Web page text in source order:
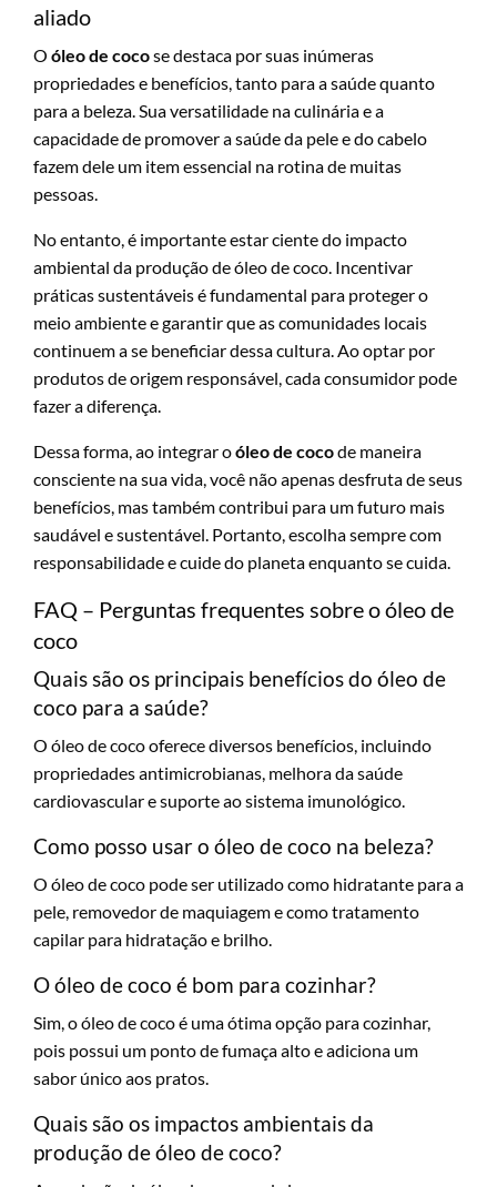
aliado
O óleo de cocose destaca por suas inúmeras
propriedades e benefícios, tanto para a saúde quanto
para a beleza. Sua versatilidade na culinária e a
capacidade de promover a saúde da pele e do cabelo
fazem dele um item essencial na rotina de muitas
pessoas.
No entanto, é importante estar ciente do impacto
ambiental da produção de óleo de coco. Incentivar
práticas sustentáveis é fundamental para proteger o
meio ambiente e garantir que as comunidades locais
continuem a se beneficiar dessa cultura. Ao optar por
produtos de origem responsável, cada consumidor pode
fazer a diferença.
Dessa forma, ao integrar oóleo de cocode maneira
consciente na sua vida, você não apenas desfruta de seus
benefícios, mas também contribui para um futuro mais
saudável e sustentável. Portanto, escolha sempre com
responsabilidade e cuide do planeta enquanto se cuida.
FAQ – Perguntas frequentes sobre o óleo de
coco
Quais são os principais benefícios do óleo de
coco para a saúde?
O óleo de coco oferece diversos benefícios, incluindo
propriedades antimicrobianas, melhora da saúde
cardiovascular e suporte ao sistema imunológico.
Como posso usar o óleo de coco na beleza?
O óleo de coco pode ser utilizado como hidratante para a
pele, removedor de maquiagem e como tratamento
capilar para hidratação e brilho.
O óleo de coco é bom para cozinhar?
Sim, o óleo de coco é uma ótima opção para cozinhar,
pois possui um ponto de fumaça alto e adiciona um
sabor único aos pratos.
Quais são os impactos ambientais da
produção de óleo de coco?